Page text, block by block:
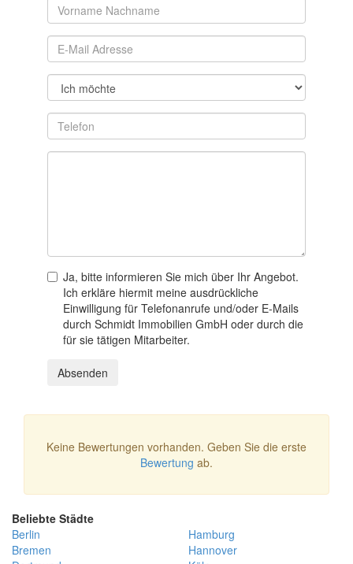
Ja, bitte informieren Sie mich über Ihr Angebot.
Ich erkläre hiermit meine ausdrückliche
Einwilligung für Telefonanrufe und/oder E-Mails
durch Schmidt Immobilien GmbH oder durch die
für sie tätigen Mitarbeiter.
Absenden
Keine Bewertungen vorhanden. Geben Sie die erste
Bewertung ab.
Beliebte Städte
Berlin
Bremen
Hamburg
Hannover